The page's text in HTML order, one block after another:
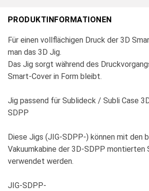
PRODUKTINFORMATIONEN
Für einen vollflächigen Druck der 3D
man das 3D Jig.
Das Jig sorgt während des
Smart-Cover in Form bleibt.
Jig passend für Sublideck / Subli Case
SDPP
Diese Jigs (JIG-SDPP-) können mit den
Vakuumkabine der 3D-SDPP montierten
verwendet werden.
JIG-SDPP-